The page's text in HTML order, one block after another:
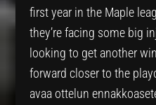
first year in the Maple
they’re facing some big
looking to get another
forward closer to the
avaa ottelun